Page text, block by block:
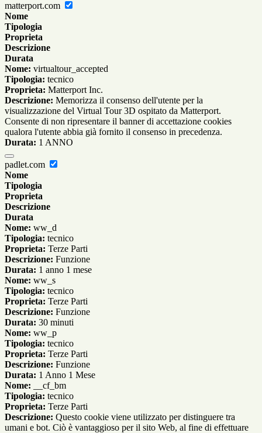
matterport.com
Nome
Tipologia
Proprieta
Descrizione
Durata
Nome: virtualtour_accepted
Tipologia: tecnico
Proprieta: Matterport Inc.
Descrizione: Memorizza il consenso dell'utente per la
visualizzazione del Virtual Tour 3D ospitato da Matterport.
Consente di non ripresentare il banner di accettazione cookies
qualora l'utente abbia già fornito il consenso in precedenza.
Durata: 1 ANNO
padlet.com
Nome
Tipologia
Proprieta
Descrizione
Durata
Nome: ww_d
Tipologia: tecnico
Proprieta: Terze Parti
Descrizione: Funzione
Durata: 1 anno 1 mese
Nome: ww_s
Tipologia: tecnico
Proprieta: Terze Parti
Descrizione: Funzione
Durata: 30 minuti
Nome: ww_p
Tipologia: tecnico
Proprieta: Terze Parti
Descrizione: Funzione
Durata: 1 Anno 1 Mese
Nome: __cf_bm
Tipologia: tecnico
Proprieta: Terze Parti
Descrizione: Questo cookie viene utilizzato per distinguere tra
umani e bot. Ciò è vantaggioso per il sito Web, al fine di effettuare